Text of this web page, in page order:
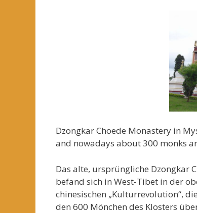
Dzongkar Choede Monastery in
and nowadays about 300 monks
Das alte, ursprüngliche Dzongkar
befand sich in West-Tibet in der
chinesischen „Kulturrevolution“,
den 600 Mönchen des Klosters